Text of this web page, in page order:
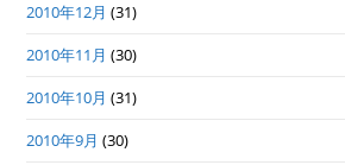
2010年12月 (31)
2010年11月 (30)
2010年10月 (31)
2010年9月 (30)